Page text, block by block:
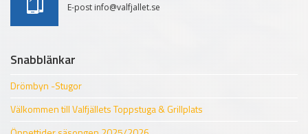
E-post info@valfjallet.se
Snabblänkar
Drömbyn -Stugor
Välkommen till Valfjällets Toppstuga & Grillplats